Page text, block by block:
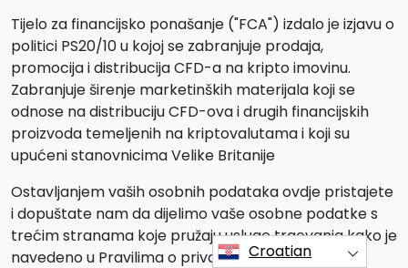
Tijelo za financijsko ponašanje ("FCA") izdalo je izjavu o
politici PS20/10 u kojoj se zabranjuje prodaja,
promocija i distribucija CFD-a na kripto imovinu.
Zabranjuje širenje marketinških materijala koji se
odnose na distribuciju CFD-ova i drugih financijskih
proizvoda temeljenih na kriptovalutama i koji su
upućeni stanovnicima Velike Britanije
Ostavljanjem vaših osobnih podataka ovdje pristajete
i dopuštate nam da dijelimo vaše osobne podatke s
trećim stranama koje pružaju usluge trgovanja kako je
navedeno u Pravilima o privatnosti i Uvjetima i
Croatian